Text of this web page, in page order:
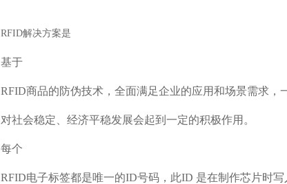
RFID解决方案是
基于
RFID商品的防伪技术，全面满足企业的应用和场景需求，
对社会稳定、经济平稳发展会起到一定的积极作用。
每个
RFID电子标签都是唯一的ID号码，此ID 是在制作芯片时